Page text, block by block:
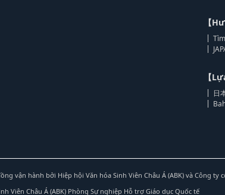
【
【
日
vận hành bởi Hiệp hội Văn hóa Sinh Viên Châu Á (ABK) và Công ty
Viên Châu Á (ABK) Phòng Sự nghiệp Hỗ trợ Giáo dục Quốc tế